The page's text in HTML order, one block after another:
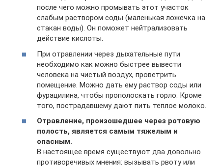
после чего можно промывать этот участок
слабым раствором соды (маленькая ложечка на
стакан воды). Он поможет нейтрализовать
действие кислоты.
При отравлении через дыхательные пути
необходимо как можно быстрее вывести
человека на чистый воздух, проветрить
помещение. Можно дать ему раствор соды или
фурацилина, чтобы прополоскать горло. Кроме
того, пострадавшему дают пить теплое молоко.
Отравление, произошедшее через ротовую
полость, является самым тяжелым и
опасным.
В настоящее время существуют два довольно
противоречивых мнения: вызывать рвоту или